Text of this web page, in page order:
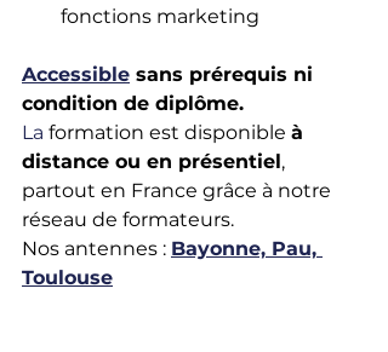
fonctions marketing
Accessible sans prérequis ni
condition de diplôme.
La formation est disponible à
distance ou en présentiel,
partout en France grâce à notre
réseau de formateurs.
Nos antennes : Bayonne, Pau,
Toulouse